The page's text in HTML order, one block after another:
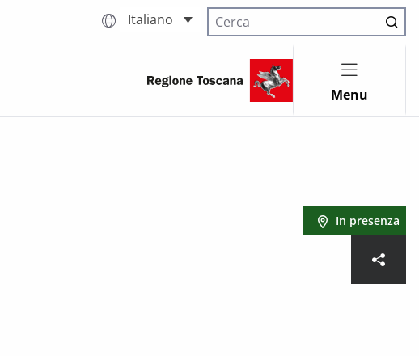
Italiano
Cerca nel sito
Menu
In presenza